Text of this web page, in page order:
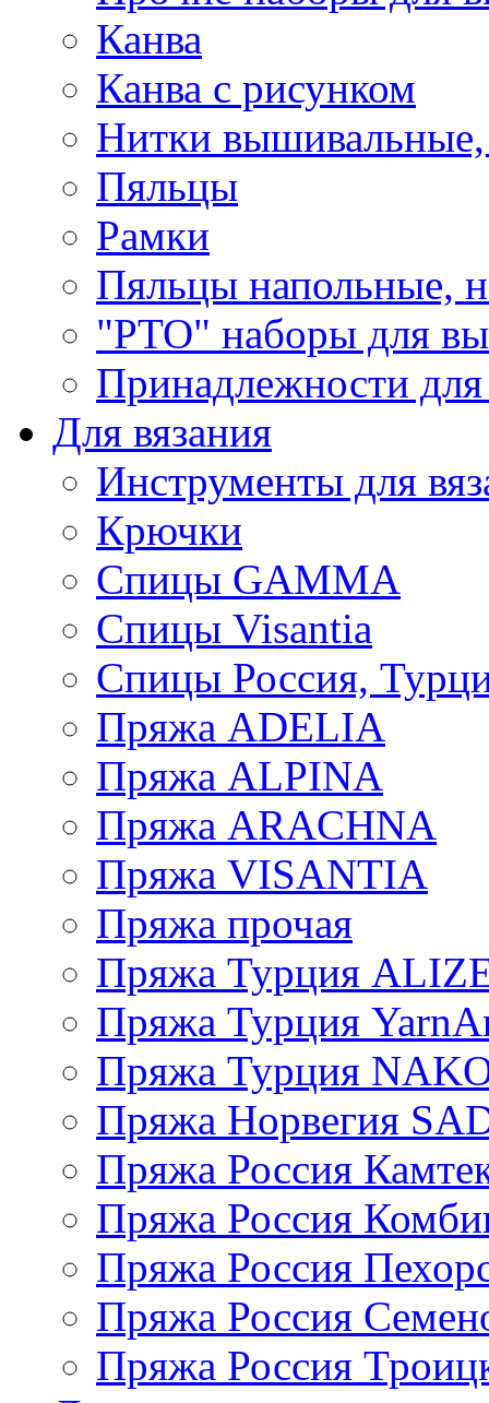
Канва
Канва с рисунком
Нитки
Пяльцы
Рамки
Пяльцы напольные,
"РТО" наборы для
Принадлежности
Для вязания
Инструменты для
Крючки
Спицы GAMMA
Спицы Visantia
Спицы Россия,
Пряжа ADELIA
Пряжа ALPINA
Пряжа ARACHNA
Пряжа VISANTIA
Пряжа прочая
Пряжа Турция
Пряжа Турция
Пряжа Турция
Пряжа Норвегия
Пряжа Россия
Пряжа Россия
Пряжа Россия
Пряжа Россия
Пряжа Россия